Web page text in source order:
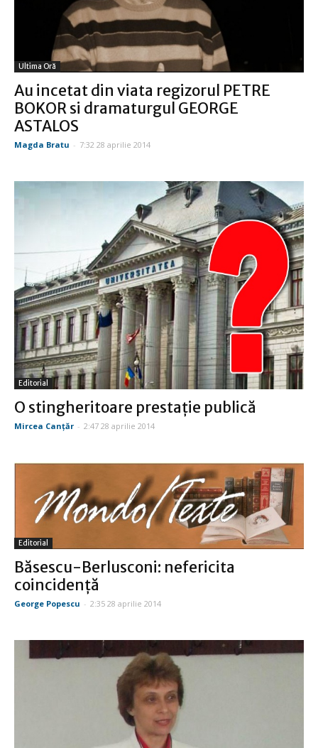
Ultima Oră
Au incetat din viata regizorul PETRE
BOKOR si dramaturgul GEORGE
ASTALOS
Magda Bratu - 7:32 28 aprilie 2014
Editorial
O stingheritoare prestaţie publică
Mircea Canţăr - 2:47 28 aprilie 2014
Editorial
Băsescu-Berlusconi: nefericita
coincidenţă
George Popescu - 2:35 28 aprilie 2014